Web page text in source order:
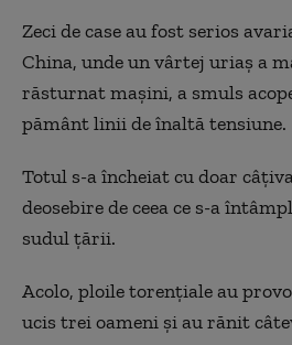
Zeci de case au fost serios
China, unde un vârtej uriaș a
răsturnat mașini, a smuls
pământ linii de înaltă tensiune.
Totul s-a încheiat cu doar
deosebire de ceea ce s-a
sudul țării.
Acolo, ploile torențiale au
ucis trei oameni și au rănit